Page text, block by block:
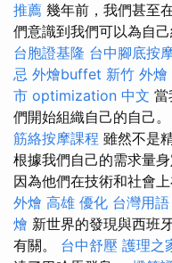
推薦 幾年前，我們甚至
們意識到我們可以為自
台胞證基隆 台中腳底按
忌 外燴buffet 新竹 外燴
市 optimization 中文 當
們開始組織自己的自己。
筋絡按摩課程 雖然不是
根據我們自己的需求量
因為他們在技術和社會
外燴 高雄 優化 台灣用語
燴 新世界的發現與西班
有關。 台中舒壓 護理之